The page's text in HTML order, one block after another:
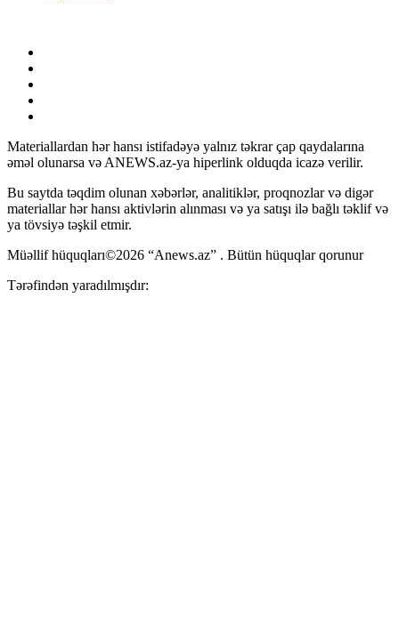
Materiallardan hər hansı istifadəyə yalnız təkrar çap qaydalarına
əməl olunarsa və ANEWS.az-ya hiperlink olduqda icazə verilir.
Bu saytda təqdim olunan xəbərlər, analitiklər, proqnozlar və digər
materiallar hər hansı aktivlərin alınması və ya satışı ilə bağlı təklif və
ya tövsiyə təşkil etmir.
Müəllif hüquqları©2026 “Anews.az” . Bütün hüquqlar qorunur
Tərəfindən yaradılmışdır: